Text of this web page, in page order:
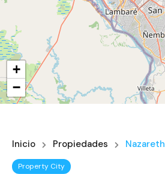
+
−
Inicio Propiedades Nazareth
Property City